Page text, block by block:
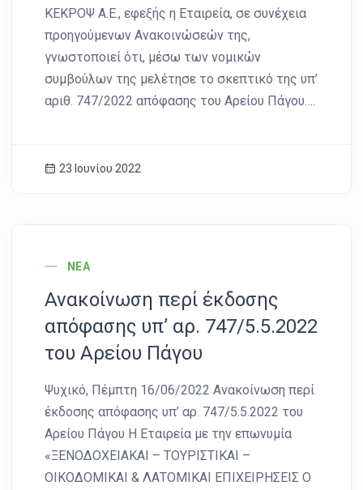
ΚΕΚΡΟΨ Α.Ε., εφεξής η Εταιρεία, σε συνέχεια
προηγούμενων Ανακοινώσεών της,
γνωστοποιεί ότι, μέσω των νομικών
συμβούλων της μελέτησε το σκεπτικό της υπ’
αριθ. 747/2022 απόφασης του Αρείου Πάγου….
23 Ιουνίου 2022
ΝΈΑ
Ανακοίνωση περί έκδοσης
απόφασης υπ’ αρ. 747/5.5.2022
του Αρείου Πάγου
Ψυχικό, Πέμπτη 16/06/2022 Ανακοίνωση περί
έκδοσης απόφασης υπ’ αρ. 747/5.5.2022 του
Αρείου Πάγου Η Εταιρεία με την επωνυμία
«ΞΕΝΟΔΟΧΕΙΑΚΑΙ – ΤΟΥΡΙΣΤΙΚΑΙ –
ΟΙΚΟΔΟΜΙΚΑΙ & ΛΑΤΟΜΙΚΑΙ ΕΠΙΧΕΙΡΗΣΕΙΣ Ο